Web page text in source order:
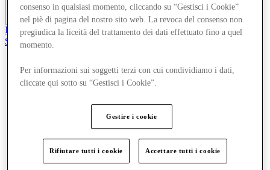
Altro
Il Club
Salvata
it
Negozi
Offerte
Cosa c'è in programma
Servizi
Altro
consenso in qualsiasi momento, cliccando su “Gestisci i Cookie”
nel piè di pagina del nostro sito web. La revoca del consenso non
pregiudica la liceità del trattamento dei dati effettuato fino a quel
momento.
Per informazioni sui soggetti terzi con cui condividiamo i dati,
cliccate qui sotto su “Gestisci i Cookie”.
Gestire i cookie
Rifiutare tutti i cookie Accettare tutti i cookie